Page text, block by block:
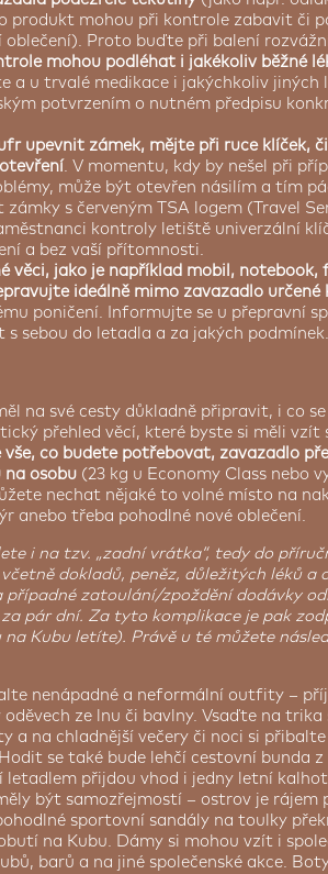
produkt mohou při kontrole zabavit či
Proto buďte při balení
mohou podléhat i jakékoliv běžné
a u trvalé medikace i jakýchkoliv jiných
potvrzením o nutném předpisu
upevnit zámek, mějte při ruce klíček,
. V momentu, kdy by nešel při
může být otevřen násilím a tím
s červeným TSA logem (Travel
kontroly letiště univerzální
a bez vaší přítomnosti.
věci, jako je například mobil,
ideálně mimo zavazadlo určené
poničení. Informujte se u přepravní
sebou do letadla a za jakých podmínek.
na své cesty důkladně připravit, i co
přehled věcí, které byste si měli vzít
vše, co budete potřebovat, zavazadlo
osobu (23 kg u Economy Class nebo
nechat nějaké to volné místo na
anebo třeba pohodlné nové oblečení.
i na tzv. „zadní vrátka“, tedy do
dokladů, peněz, důležitých léků a
zatoulání/zpoždění dodávky
pár dní. Za tyto komplikace je pak
Kubu letíte). Právě u té můžete
nenápadné a neformální outfity –
ze lnu či bavlny. Vsaďte na
a na chladnější večery či noci si
se také bude lehčí cestovní bunda z
letadlem přijdou vhod i jedny letní
být samozřejmostí – ostrov je rájem
sportovní sandály na toulky
na Kubu. Dámy si mohou vzít i
barů a na jiné společenské akce.